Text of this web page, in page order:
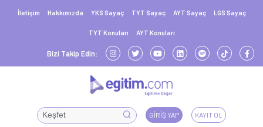
İletişim Hakkımızda YKS Sayaç TYT Sayaç AYT Sayaç LGS Sayaç
TYT Konuları AYT Konuları
Bizi Takip Edin:
GIRIŞ YAP KAYIT OL